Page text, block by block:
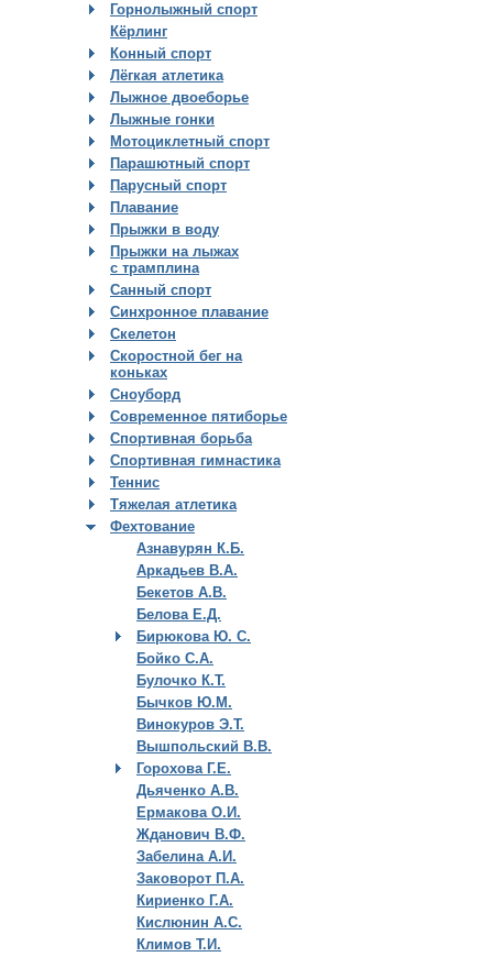
Горнолыжный спорт
Кёрлинг
Конный спорт
Лёгкая атлетика
Лыжное двоеборье
Лыжные гонки
Мотоциклетный спорт
Парашютный спорт
Парусный спорт
Плавание
Прыжки в воду
Прыжки на лыжах
с трамплина
Санный спорт
Синхронное плавание
Скелетон
Скоростной бег на
коньках
Сноуборд
Современное пятиборье
Спортивная борьба
Спортивная гимнастика
Теннис
Тяжелая атлетика
Фехтование
Азнавурян К.Б.
Аркадьев В.А.
Бекетов А.В.
Белова Е.Д.
Бирюкова Ю. С.
Бойко С.А.
Булочко К.Т.
Бычков Ю.М.
Винокуров Э.Т.
Вышпольский В.В.
Горохова Г.Е.
Дьяченко А.В.
Ермакова О.И.
Жданович В.Ф.
Забелина А.И.
Заковорот П.А.
Кириенко Г.А.
Кислюнин А.С.
Климов Т.И.